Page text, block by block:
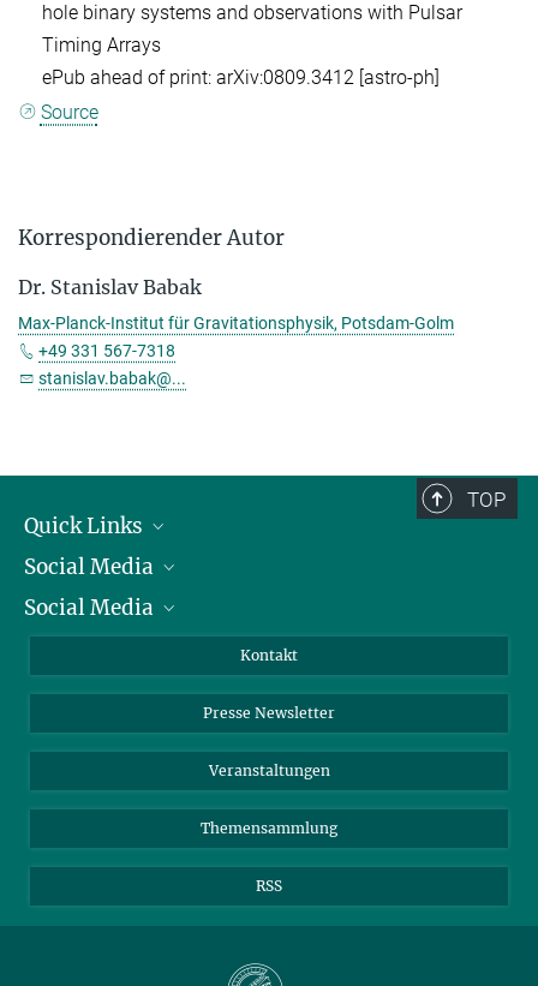
hole binary systems and observations with Pulsar
Timing Arrays
ePub ahead of print: arXiv:0809.3412 [astro-ph]
Source
Korrespondierender Autor
Dr. Stanislav Babak
Max-Planck-Institut für Gravitationsphysik, Potsdam-Golm
+49 331 567-7318
stanislav.babak@...
TOP
Quick Links
Präsident
Zahlen und Fakten
Meldestelle Fehlverhalten
Social Media
Bluesky
Social Media
YouTube
Kontakt
Presse Newsletter
Veranstaltungen
Themensammlung
RSS